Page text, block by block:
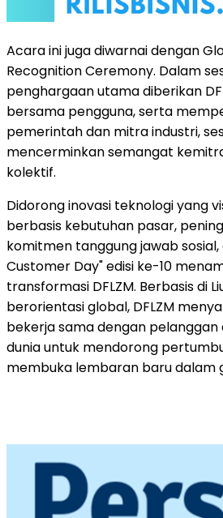
Acara ini juga diwarnai dengan
Recognition Ceremony. Dalam
penghargaan utama diberikan
bersama pengguna, serta
pemerintah dan mitra industri,
mencerminkan semangat
kolektif.
Didorong inovasi teknologi yang
berbasis kebutuhan pasar,
komitmen tanggung jawab sosial,
Customer Day" edisi ke-10
transformasi DFLZM. Berbasis di
berorientasi global, DFLZM
bekerja sama dengan pelanggan
dunia untuk mendorong
membuka lembaran baru dalam